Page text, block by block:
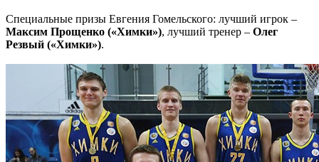
Специальные призы Евгения Гомельского: лучший игрок –
Максим Прощенко («Химки»), лучший тренер – Олег
Резвый («Химки»).